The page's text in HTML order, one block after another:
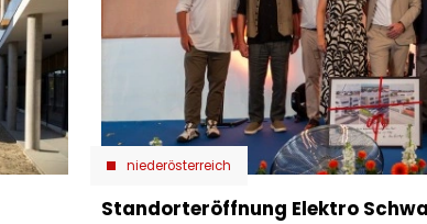
niederösterreich
Standorteröffnung Elektro